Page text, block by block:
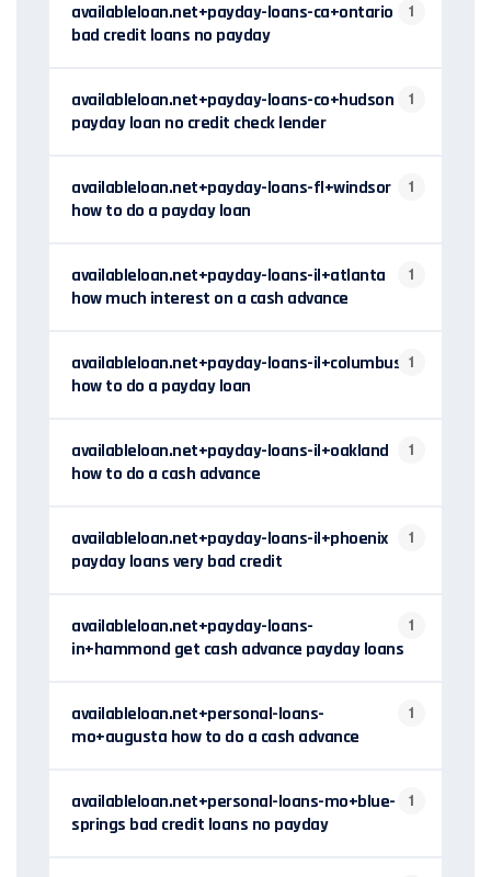
availableloan.net+payday-loans-ca+ontario
bad credit loans no payday
1
availableloan.net+payday-loans-co+hudson
payday loan no credit check lender
1
availableloan.net+payday-loans-fl+windsor
how to do a payday loan
1
availableloan.net+payday-loans-il+atlanta
how much interest on a cash advance
1
availableloan.net+payday-loans-il+columbus
how to do a payday loan
1
availableloan.net+payday-loans-il+oakland
how to do a cash advance
1
availableloan.net+payday-loans-il+phoenix
payday loans very bad credit
1
availableloan.net+payday-loans-
in+hammond get cash advance payday loans
1
availableloan.net+personal-loans-
mo+augusta how to do a cash advance
1
availableloan.net+personal-loans-mo+blue-
springs bad credit loans no payday
1